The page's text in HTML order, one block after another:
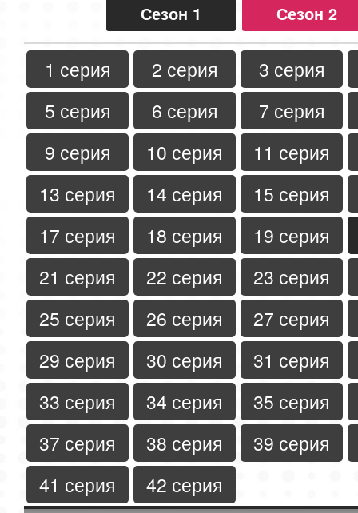
Сезон 1 Сезон 2
1 серия 2 серия
3 серия
5 серия
6 серия
7 серия
9 серия
10 серия
11 серия
13 серия
14 серия
15 серия
17 серия
18 серия
19 серия
21 серия
22 серия
23 серия
25 серия
26 серия
27 серия
29 серия
30 серия
31 серия
33 серия
34 серия
35 серия
37 серия
38 серия
39 серия
41 серия
42 серия